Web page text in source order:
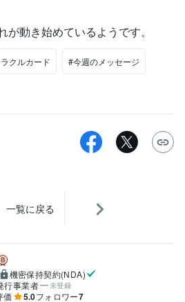
動き始めているようです。
クルカード #今週のメッセージ
一覧に戻る
機密保持契約(NDA)
行事業者
未登録
価 5.0フォロワー7